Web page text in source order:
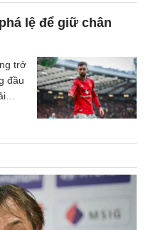
lệ để giữ chân
trở
đầu